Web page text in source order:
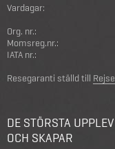
Vardagar:
Org. nr.:
Momsreg.nr.:
IATA nr.:
Resegaranti ställd till
DE STÖRSTA
OCH SKAPAR